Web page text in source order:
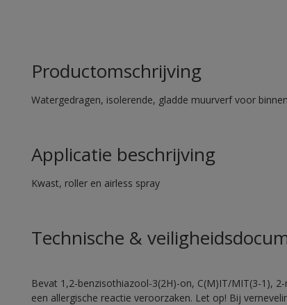
Productomschrijving
Watergedragen, isolerende, gladde muurverf voor
Applicatie beschrijving
Kwast, roller en airless spray
Technische &
Bevat 1,2-benzisothiazool-3(2H)-on, C(M)IT/MIT(3-1),
een allergische reactie veroorzaken. Let op! Bij